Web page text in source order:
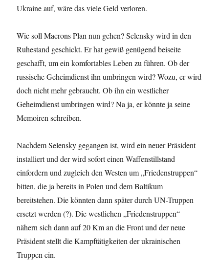
Ukraine auf, wäre das viele Geld verloren.
Wie soll Macrons Plan nun gehen? Selensky wird in den
Ruhestand geschickt. Er hat gewiß genügend beiseite
geschafft, um ein komfortables Leben zu führen. Ob der
russische Geheimdienst ihn umbringen wird? Wozu, er wird
doch nicht mehr gebraucht. Ob ihn ein westlicher
Geheimdienst umbringen wird? Na ja, er könnte ja seine
Memoiren schreiben.
Nachdem Selensky gegangen ist, wird ein neuer Präsident
installiert und der wird sofort einen Waffenstillstand
einfordern und zugleich den Westen um „Friedenstruppen“
bitten, die ja bereits in Polen und dem Baltikum
bereitstehen. Die könnten dann später durch UN-Truppen
ersetzt werden (?). Die westlichen „Friedenstruppen“
nähern sich dann auf 20 Km an die Front und der neue
Präsident stellt die Kampftätigkeiten der ukrainischen
Truppen ein.